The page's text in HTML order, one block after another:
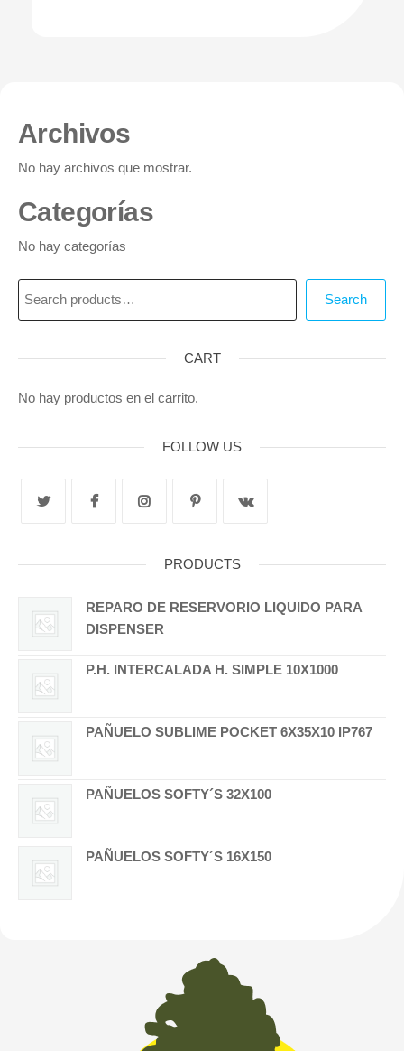
Archivos
No hay archivos que mostrar.
Categorías
No hay categorías
Search
CART
No hay productos en el carrito.
FOLLOW US
PRODUCTS
REPARO DE RESERVORIO LIQUIDO PARA
DISPENSER
P.H. INTERCALADA H. SIMPLE 10X1000
PAÑUELO SUBLIME POCKET 6X35X10 IP767
PAÑUELOS SOFTY´S 32X100
PAÑUELOS SOFTY´S 16X150